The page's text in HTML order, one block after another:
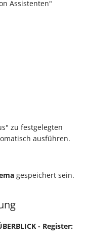
Assistenten"
zu festgelegten
ausführen.
gespeichert sein.
- Register: